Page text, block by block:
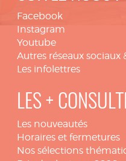
Facebook
Instagram
Youtube
Autres réseaux sociaux
Les infolettres
LES +
Les nouveautés
Horaires et fermetures
Nos sélections